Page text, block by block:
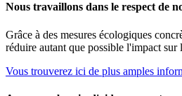
Nous travaillons dans le respect de
Grâce à des mesures écologiques
réduire autant que possible l'impact sur
Vous trouverez ici de plus amples